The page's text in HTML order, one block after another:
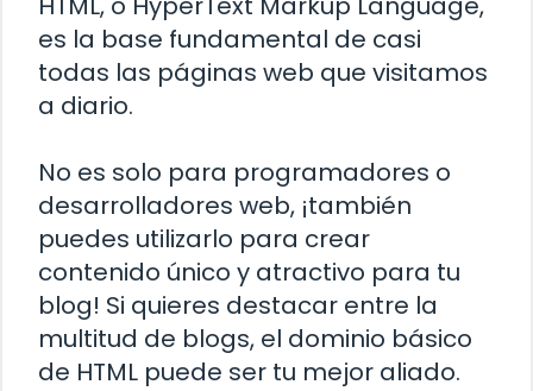
es la base fundamental de casi
todas las páginas web que visitamos
a diario.
No es solo para programadores o
desarrolladores web, ¡también
puedes utilizarlo para crear
contenido único y atractivo para tu
blog! Si quieres destacar entre la
multitud de blogs, el dominio básico
de HTML puede ser tu mejor aliado.